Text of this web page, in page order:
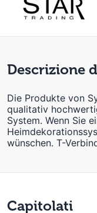
Descrizione
Die Produkte von
qualitativ
System. Wenn Sie
wünschen. T-
Capitolati